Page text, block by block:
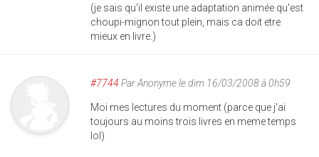
(je sais qu'il existe une adaptation animée qu'est
choupi-mignon tout plein, mais ca doit etre
mieux en livre.)
#7744 ParAnonymele dim 16/03/2008 à 0h59
Moi mes lectures du moment (parce que j'ai
toujours au moins trois livres en meme temps
lol)